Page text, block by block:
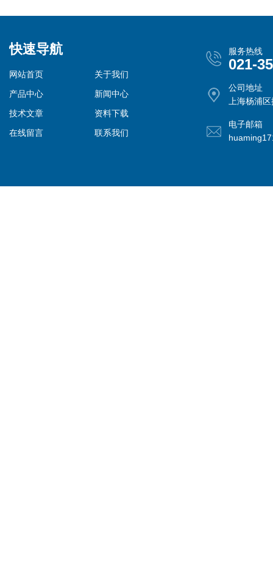
快速导航
网站首页
关于我们
产品中心
新闻中心
技术文章
资料下载
在线留言
联系我们
服务热线
021-
公司地址
上海杨浦
电子邮箱